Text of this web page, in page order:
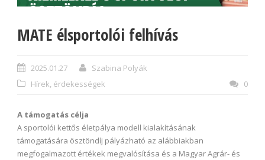
MATE élsportolói felhívás
2025.01.27
Szabina Polyák
Hírek, érdekességek
0
A támogatás célja
A sportolói kettős életpálya modell kialakításának
támogatására ösztöndíj pályázható az alábbiakban
megfogalmazott értékek megvalósítása és a Magyar Agrár- és